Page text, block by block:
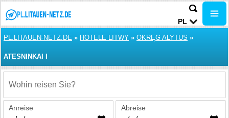
PL
PL.LITAUEN-NETZ.DE » HOTELE LITWY » OKRĘG ALYTUS »
ATESNINKAI I
Wohin reisen Sie?
Anreise Abreise